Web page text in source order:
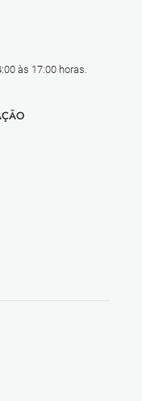
às 17:00 horas.